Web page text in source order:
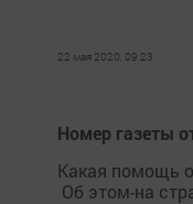
22 мая 2020, 09:23
Номер газеты
Какая помощь
Об этом-на